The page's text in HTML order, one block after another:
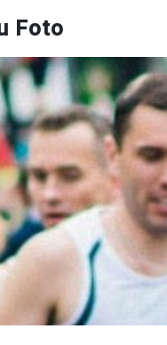
Foto